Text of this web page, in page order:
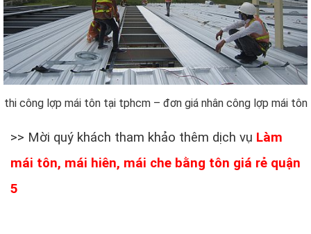
thi công lợp mái tôn tại tphcm – đơn giá nhân công lợp mái tôn
>> Mời quý khách tham khảo thêm dịch vụ Làm
mái tôn, mái hiên, mái che bằng tôn giá rẻ quận
5